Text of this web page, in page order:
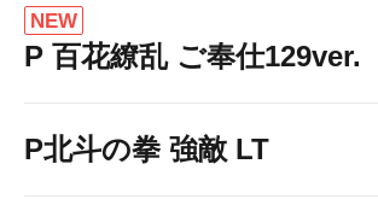
NEW
P 百花繚乱 ご奉仕129ver.
P北斗の拳 強敵 LT